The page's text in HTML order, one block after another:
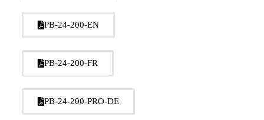
PB-24-200-EN
PB-24-200-FR
PB-24-200-PRO-DE